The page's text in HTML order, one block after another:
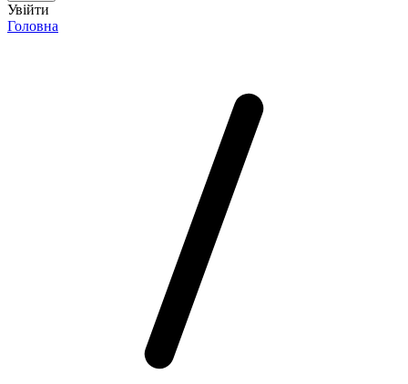
Увійти
Головна